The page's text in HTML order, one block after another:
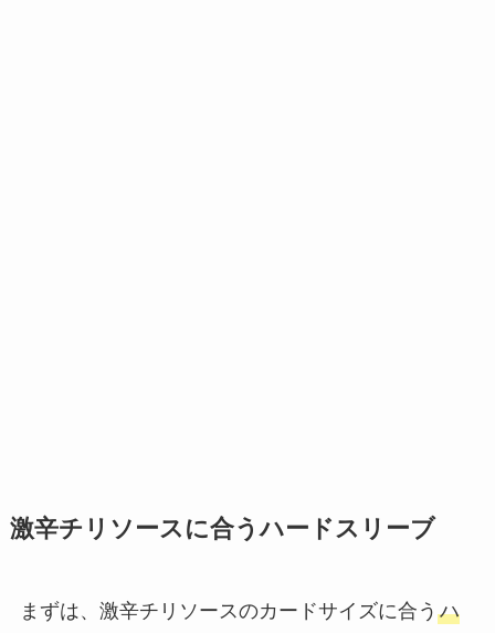
激辛チリソースに合うハードスリーブ
まずは、激辛チリソースのカードサイズに合う ハ